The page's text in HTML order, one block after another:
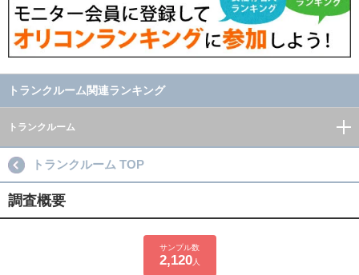
トランクルーム関連ランキング
トランクルーム
トランクルーム TOP
調査概要
サンプル数
2,120人